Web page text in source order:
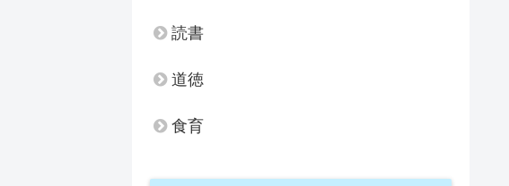
読書
道徳
食育